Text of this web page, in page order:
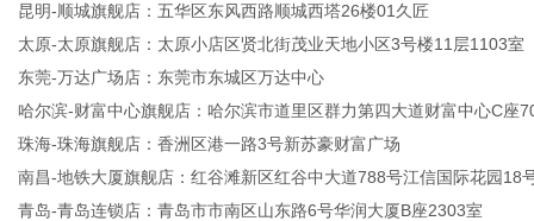
昆明-顺城旗舰店：五华区东风西路顺城西塔26楼01久匠
太原-太原旗舰店：太原小店区贤北街茂业天地小区3号楼11层1103室
东莞-万达广场店：东莞市东城区万达中心
哈尔滨-财富中心旗舰店：哈尔滨市道里区群力第四大道财富中心C座
珠海-珠海旗舰店：香洲区港一路3号新苏豪财富广场
南昌-地铁大厦旗舰店：红谷滩新区红谷中大道788号江信国际花园18
青岛-青岛连锁店：青岛市市南区山东路6号华润大厦B座2303室